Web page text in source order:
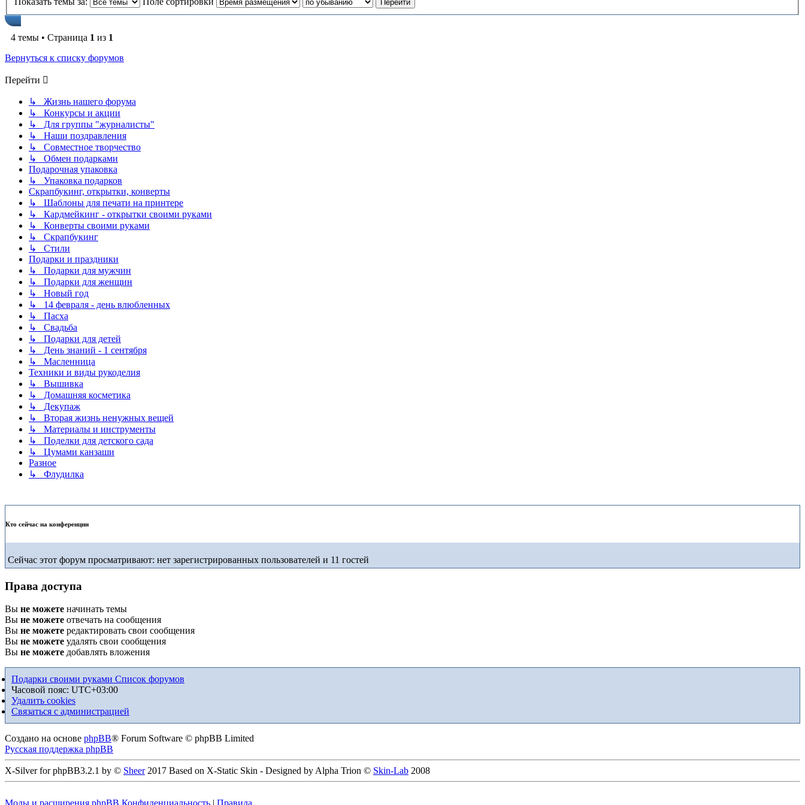
4 темы • Страница 1 из 1
Вернуться к списку форумов
Перейти
↳ Жизнь нашего форума
↳ Конкурсы и акции
↳ Для группы "журналисты"
↳ Наши поздравления
↳ Совместное творчество
↳ Обмен подарками
Подарочная упаковка
↳ Упаковка подарков
Скрапбукинг, открытки, конверты
↳ Шаблоны для печати на принтере
↳ Кардмейкинг - открытки своими руками
↳ Конверты своими руками
↳ Скрапбукинг
↳ Стили
Подарки и праздники
↳ Подарки для мужчин
↳ Подарки для женщин
↳ Новый год
↳ 14 февраля - день влюбленных
↳ Пасха
↳ Свадьба
↳ Подарки для детей
↳ День знаний - 1 сентября
↳ Масленница
Техники и виды рукоделия
↳ Вышивка
↳ Домашняя косметика
↳ Декупаж
↳ Вторая жизнь ненужных вещей
↳ Материалы и инструменты
↳ Поделки для детского сада
↳ Цумами канзаши
Разное
↳ Флудилка
Кто сейчас на конференции
Сейчас этот форум просматривают: нет зарегистрированных пользователей и 11 гостей
Права доступа
Вы не можете начинать темы
Вы не можете отвечать на сообщения
Вы не можете редактировать свои сообщения
Вы не можете удалять свои сообщения
Вы не можете добавлять вложения
Подарки своими руками Список форумов
Часовой пояс: UTC+03:00
Удалить cookies
Связаться с администрацией
Создано на основе phpBB® Forum Software © phpBB Limited
Русская поддержка phpBB
X-Silver for phpBB3.2.1 by © Sheer2017 Based on X-Static Skin - Designed by Alpha Trion © Skin-Lab 2008